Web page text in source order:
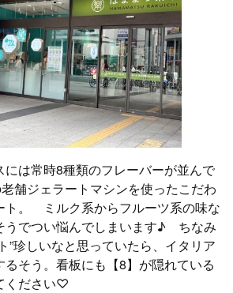
には常時8種類のフレーバーが並んで
舗ジェラートマシンを使ったこだわ
ト。 ミルク系からフルーツ系の味な
うでつい悩んでしまいます♪ ちなみ
”珍しいなと思っていたら、イタリア
そう。看板にも【8】が隠れている
ください♡